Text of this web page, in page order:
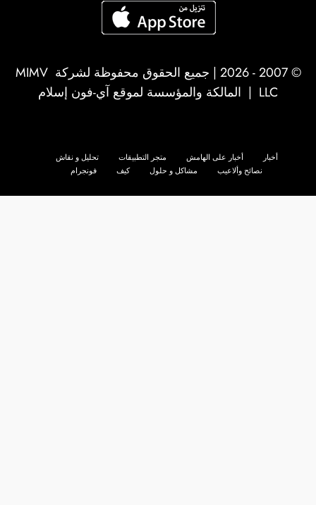
© 2007 - 2026 | جميع الحقوق محفوظة لشركة
MIMV
LLC | المالكة والمؤسسة لموقع آي-فون إسلام
أخبار أخبار على الهامش متجر التطبيقات
تحليل و نقاش
نصائح وألاعيب
مشاكل و حلول كيف فونجرام